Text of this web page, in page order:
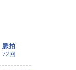
脈拍
72回